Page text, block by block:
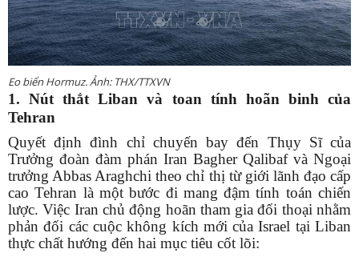
Eo biển Hormuz. Ảnh: THX/TTXVN
1. Nút thắt Liban và toan tính hoãn binh của
Tehran
Quyết định đình chỉ chuyến bay đến Thụy Sĩ của
Trưởng đoàn đàm phán Iran Bagher Qalibaf và Ngoại
trưởng Abbas Araghchi theo chỉ thị từ giới lãnh đạo cấp
cao Tehran là một bước đi mang đậm tính toán chiến
lược. Việc Iran chủ động hoãn tham gia đối thoại nhằm
phản đối các cuộc không kích mới của Israel tại Liban
thực chất hướng đến hai mục tiêu cốt lõi: